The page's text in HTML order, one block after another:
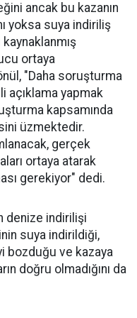
ancak bu kazanın
yoksa suya indiriliş
kaynaklanmış
ortaya
"Daha soruşturma
açıklama yapmak
kapsamında
üzmektedir.
gerçek
ortaya atarak
gerekiyor" dedi.
denize indirilişi
suya indirildiği,
bozduğu ve kazaya
doğru olmadığını da